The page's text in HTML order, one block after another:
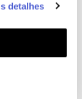
e
interesses
gerir a
detalhes